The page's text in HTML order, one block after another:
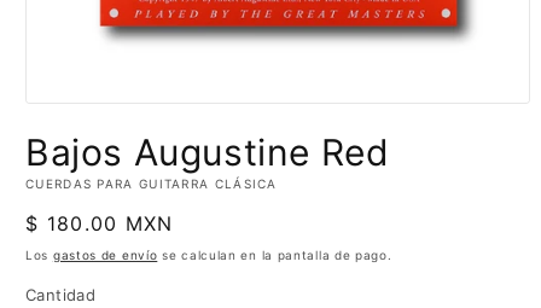
Abrir
multimedia
1
en
ventana
modal
Bajos Augustine Red
CUERDAS PARA GUITARRA CLÁSICA
Precio
habitual
$ 180.00 MXN
Los gastos de envío se calculan en la pantalla de pago.
Cantidad
Cantidad